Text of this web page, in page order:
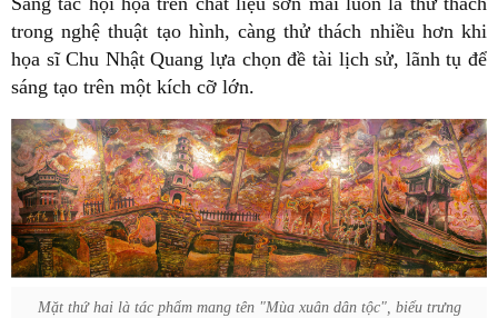
trong nghệ thuật tạo hình, càng thử thách nhiều hơn khi
họa sĩ Chu Nhật Quang lựa chọn đề tài lịch sử, lãnh tụ để
sáng tạo trên một kích cỡ lớn.
Mặt thứ hai là tác phẩm mang tên "Mùa xuân dân tộc", biểu trưng